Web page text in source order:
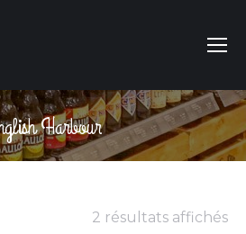
Harbour
Vous êtes ici :
2 résultats affichés